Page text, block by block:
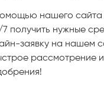
нашего сайта
получить нужные
заявку на нашем
рассмотрение